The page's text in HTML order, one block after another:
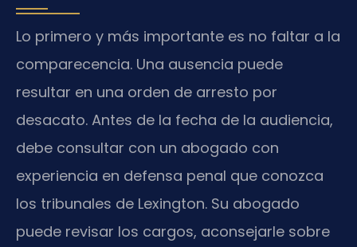
Lo primero y más importante es no faltar a la
comparecencia. Una ausencia puede
resultar en una orden de arresto por
desacato. Antes de la fecha de la audiencia,
debe consultar con un abogado con
experiencia en defensa penal que conozca
los tribunales de Lexington. Su abogado
puede revisar los cargos, aconsejarle sobre